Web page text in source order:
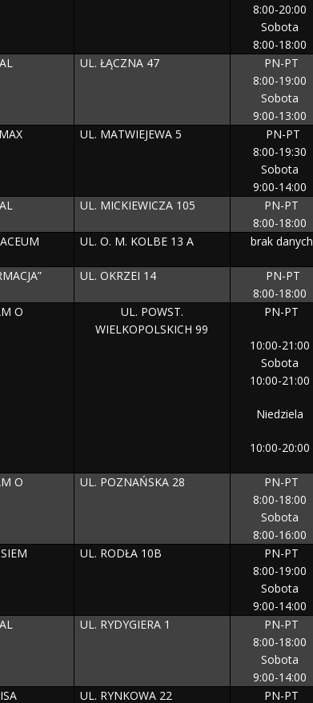
8:00-20:00
Sobota
8:00-18:00
UL. ŁĄCZNA 47
PN-PT
8:00-19:00
Sobota
9:00-13:00
UL. MATWIEJEWA 5
PN-PT
8:00-19:30
Sobota
9:00-14:00
UL. MICKIEWICZA 105
PN-PT
8:00-18:00
UL. O. M. KOLBE 13 A brak danych
UL. OKRZEI 14
PN-PT
8:00-18:00
O
UL. POWST.
WIELKOPOLSKICH 99
PN-PT
10:00-21:00
Sobota
10:00-21:00
Niedziela
10:00-20:00
O
UL. POZNAŃSKA 28
PN-PT
8:00-18:00
Sobota
8:00-16:00
UL. RODŁA 10B
PN-PT
8:00-19:00
Sobota
9:00-14:00
UL. RYDYGIERA 1
PN-PT
8:00-18:00
Sobota
9:00-14:00
UL. RYNKOWA 22 PN-PT